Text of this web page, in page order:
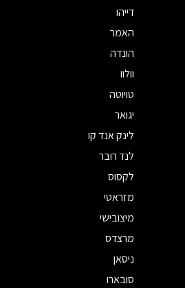
דייהו
האמר
הונדה
וולוו
טויוטה
יגואר
לינק אנד קו
לנד רובר
לקסוס
מזראטי
מיצובישי
מרצדס
ניסאן
סובארו